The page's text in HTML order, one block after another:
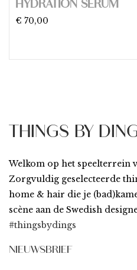
HYDRATION SERUM
€ 70,00
THINGS BY
Welkom op het speelterrein
Zorgvuldig geselecteerde
home & hair die je
scène aan de Swedish
#thingsbydings
NIEUWSBRIEF